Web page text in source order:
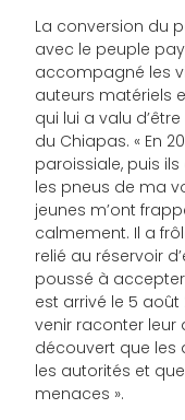
La conversion du
avec le peuple
accompagné les
auteurs matériels
qui lui a valu
du Chiapas. « En
paroissiale, puis
les pneus de ma
jeunes m’ont
calmement. Il a
relié au réservoir
poussé à accepter
est arrivé le 5 août
venir raconter leur
découvert que les
les autorités et
menaces ».